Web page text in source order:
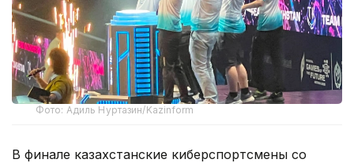
Фото: Адиль Нуртазин/Kazinform
В финале казахстанские киберспортсмены со